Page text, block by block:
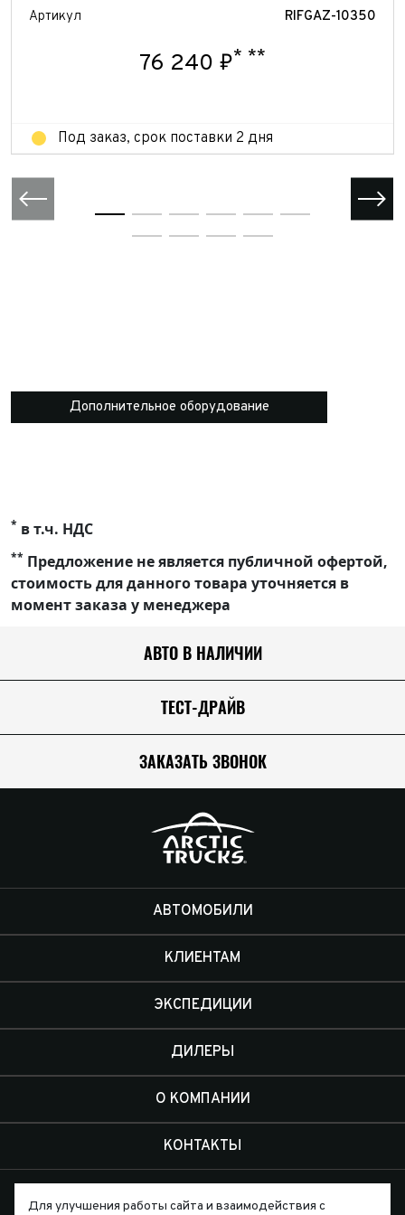
Артикул RIFGAZ-10350
76 240 ₽* **
Под заказ, срок поставки 2 дня
Дополнительное оборудование
* в т.ч. НДС
** Предложение не является публичной офертой,
стоимость для данного товара уточняется в
момент заказа у менеджера
АВТО В НАЛИЧИИ
ТЕСТ-ДРАЙВ
ЗАКАЗАТЬ ЗВОНОК
АВТОМОБИЛИ
КЛИЕНТАМ
ЭКСПЕДИЦИИ
ДИЛЕРЫ
О КОМПАНИИ
КОНТАКТЫ
Для улучшения работы сайта и взаимодействия с